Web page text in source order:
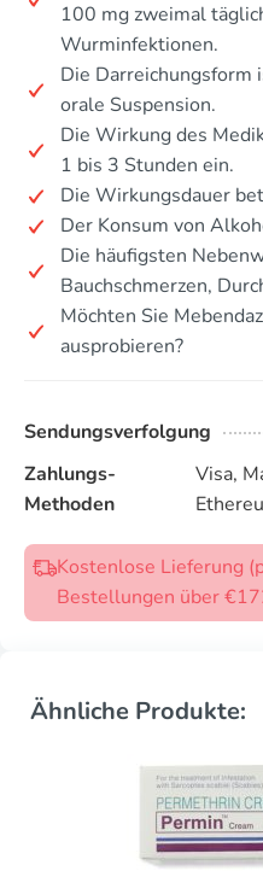
100 mg zweimal
Wurminfektionen.
Die Darreichungsform
orale Suspension.
Die Wirkung des
1 bis 3 Stunden ein.
Die Wirkungsdauer
Der Konsum von
Die häufigsten
Bauchschmerzen,
Möchten Sie
ausprobieren?
Sendungsverfolgung
Zahlungs-
Methoden
Visa,
Kostenlose Lieferung
Bestellungen über
Ähnliche Produkte: